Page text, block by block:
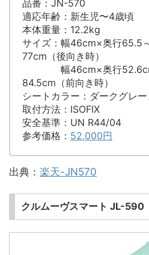
品番：JN-570
適応年齢：新生児〜4歳頃
本体重量：12.2kg
サイズ：幅46cm×奥行65.5
77cm（後向き時）
幅46cm×奥行
84.5cm（前向き時）
シートカラー：ダークグレ
取付方法：ISOFIX
安全基準：UN R44/04
参考価格： 52,000円
出典： 楽天-JN570
クルムーヴスマート JL-590